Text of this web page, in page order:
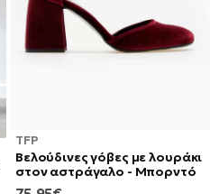
TFP
Βελούδινες γόβες με λουράκι
στον αστράγαλο - Μπορντό